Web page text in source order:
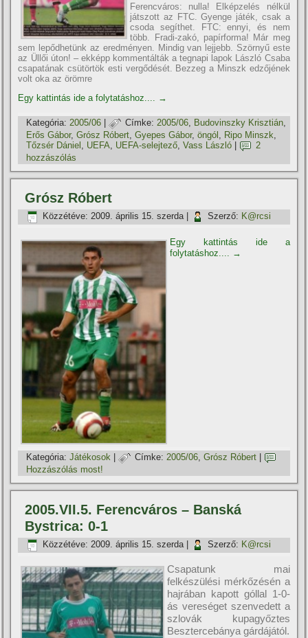
Ferencváros: nulla! Elképzelés nélkül
játszott az FTC. Gyenge játék, csak a
csoda segí­thet. FTC: ennyi, és nem
több. Fradi-zakó, papí­rforma! Már meg
sem lepődhetünk az eredményen. Mindig van lejjebb. Szörnyű este
az Üllői úton! – ekképp kommentálták a tegnapi lapok László Csaba
csapatának csütörtök esti vergődését. Bezzeg a Minszk edzőjének
volt oka az örömre
Egy kattintás ide a folytatáshoz....
→
Kategória: 2005/06 | Címke: 2005/06, Budovinszky Krisztián,
Erős Gábor,Grósz Róbert ,Gyepes Gábor,öngól Ripo Minszk
Tőzsér Dániel , UEFA, UEFA-selejtező,Vass László
2
hozzászólás
Grósz Róbert
Közzétéve: 2009. április 15. szerda| Szerző: K@rcsi
Egy kattintás ide a
folytatáshoz....
→
Kategória: Játékosok | Címke: 2005/06,Grósz Róbert
Hozzászólás most!
2005.VII.5. Ferencváros – Banská
Bystrica: 0-1
Közzétéve: 2009. április 15. szerda| Szerző: K@rcsi
Csapatunk mai
felkészülési mérkőzésén a
hajrában kapott góllal 1-0-
ás vereséget szenvedett a
szlovák kupagyőztes
Besztercebánya gárdájától.